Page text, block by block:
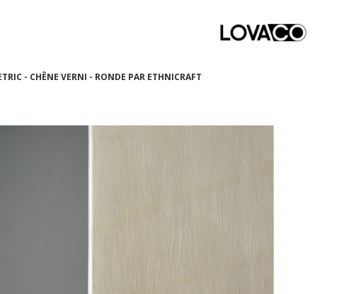
- CHÊNE VERNI - RONDE PAR ETHNICRAFT